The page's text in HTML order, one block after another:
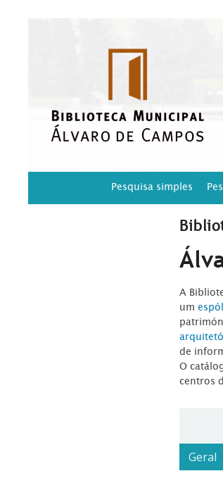
Pesquisa simples
A
um
de
O
centros